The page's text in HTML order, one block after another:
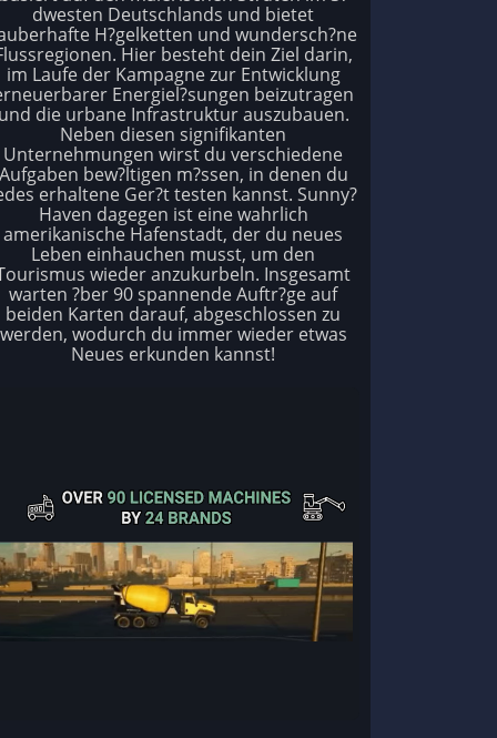
dwesten Deutschlands und bietet
H?gelketten und wundersch?ne
Hier besteht dein Ziel darin,
im Laufe der Kampagne zur Entwicklung
Energiel?sungen beizutragen
die urbane Infrastruktur auszubauen.
Neben diesen signifikanten
Unternehmungen wirst du verschiedene
bew?ltigen m?ssen, in denen du
erhaltene Ger?t testen kannst. Sunny?
Haven dagegen ist eine wahrlich
amerikanische Hafenstadt, der du neues
Leben einhauchen musst, um den
wieder anzukurbeln. Insgesamt
warten ?ber 90 spannende Auftr?ge auf
beiden Karten darauf, abgeschlossen zu
werden, wodurch du immer wieder etwas
Neues erkunden kannst!